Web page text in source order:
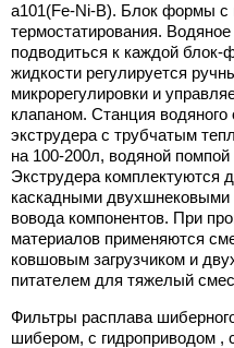
a101(Fe-Ni-B). Блок формы
термостатирования.
подводиться к каждой
жидкости регулируется
микрорегулировки и
клапаном. Станция
экструдера с трубчатым
на 100-200л, водяной
Экструдера комплектуются
каскадными двухшнековыми
вовода компонентов. При
материалов применяются
ковшовым загрузчиком и
питателем для тяжелый
Фильтры расплава
шибером, с гидроприводом ,